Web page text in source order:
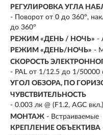
РЕГУЛИРОВКА УГЛА
- Поворот от 0 до 360°,
до 360°
РЕЖИМ «ДЕНЬ / НОЧЬ» -
РЕЖИМ «ДЕНЬ/НОЧЬ» -
СКОРОСТЬ
- PAL от 1/12.5 до 1/50000
УГОЛ ОБЗОРА, ПО
ЧУВСТВИТЕЛЬНОСТЬ
- 0.003 лк @ (F1.2, AGC
МОНТАЖ - Встраиваемые
КРЕПЛЕНИЕ ОБЪЕКТИВА